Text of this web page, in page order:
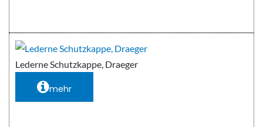
Lederne Schutzkappe, Draeger
mehr